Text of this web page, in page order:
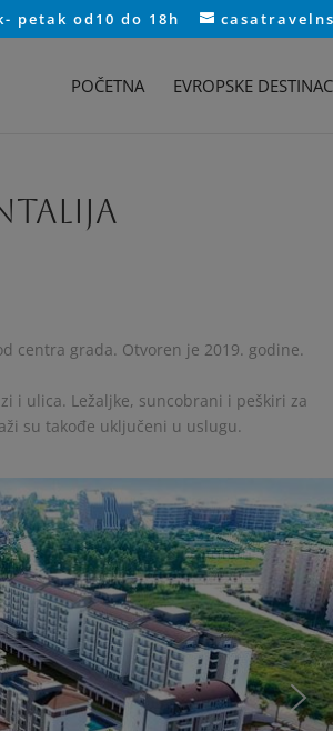
petak od10 do 18h
POČETNA EVROPSKE
centra grada. Otvoren je 2019. godine.
i ulica. Ležaljke, suncobrani i peškiri za
su takođe uključeni u uslugu.